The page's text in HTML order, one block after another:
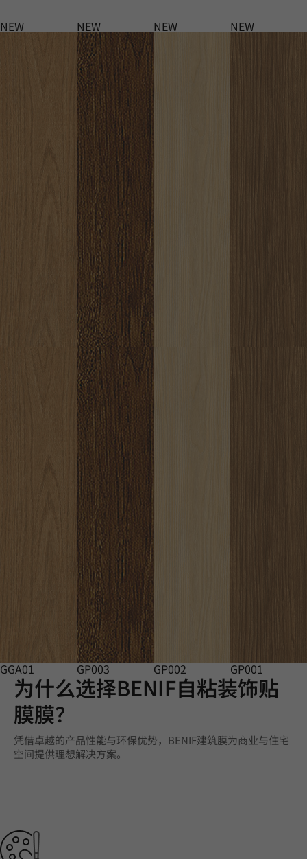
NEW
GGA01
NEW
GP003
NEW
GP002
NEW
GP001
为什么选择BENIF自粘装饰贴
膜膜？
凭借卓越的产品性能与环保优势，BENIF建筑膜为商业与住宅
空间提供理想解决方案。